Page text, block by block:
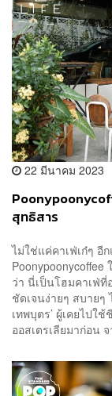
22 มีนาคม 2023
สุทธิสาร
ไม่ใช่แค่คาเฟ่เก๋ๆ อี
ว่า นี่เป็นโฮมคาเฟ่
ชัดเจนง่ายๆ สบายๆ
เทพบุตร’ ผู้เคยไปใ
ออสเตรเลียมาก่อน